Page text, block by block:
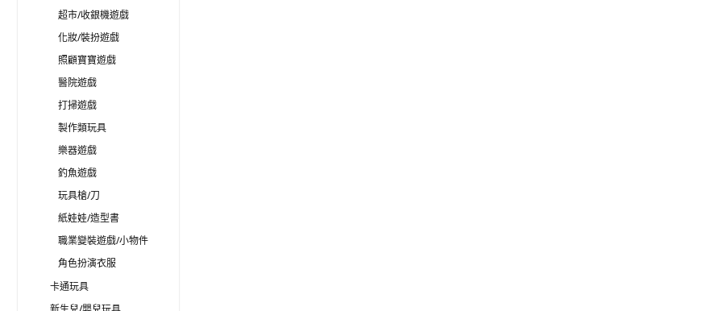
超市/收銀機遊戲
化妝/裝扮遊戲
照顧寶寶遊戲
醫院遊戲
打掃遊戲
製作類玩具
樂器遊戲
釣魚遊戲
玩具槍/刀
紙娃娃/造型書
職業變裝遊戲/小物件
角色扮演衣服
卡通玩具